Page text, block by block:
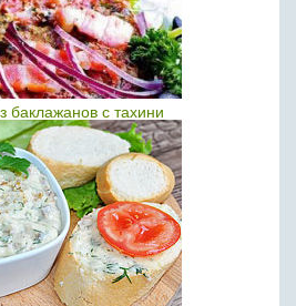
баклажанов с тахини